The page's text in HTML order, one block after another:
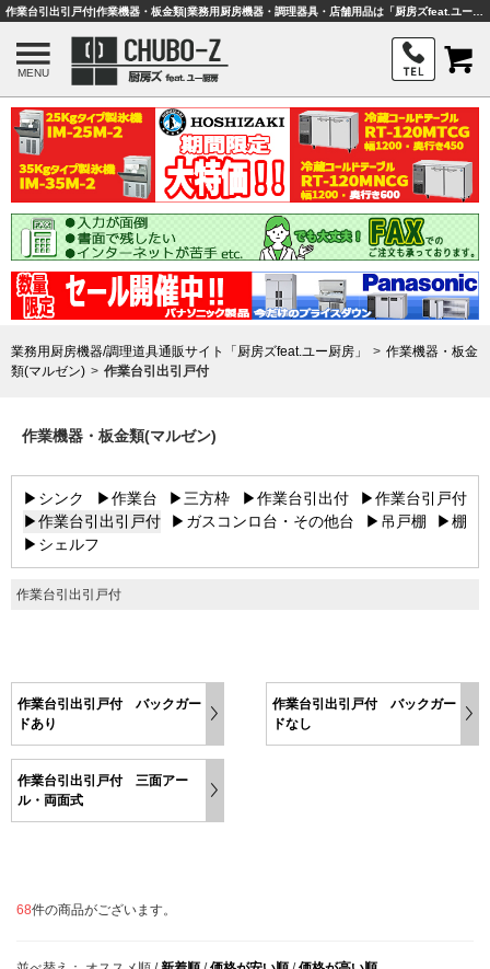
MENU
業務用厨房機器/調理道具通販サイト「厨房ズfeat.ユー厨房」
作業機器・板金
類(マルゼン)
作業台引出引戸付
作業機器・板金類(マルゼン)
▶シンク ▶作業台 ▶三方枠 ▶作業台引出付
▶作業台引戸付
▶作業台引出引戸付
▶ガスコンロ台・その他台 ▶吊戸棚
▶棚
▶シェルフ
作業台引出引戸付
作業台引出引戸付 バックガー
ドあり
作業台引出引戸付 バックガー
ドなし
作業台引出引戸付 三面アー
ル・両面式
68件の商品がございます。